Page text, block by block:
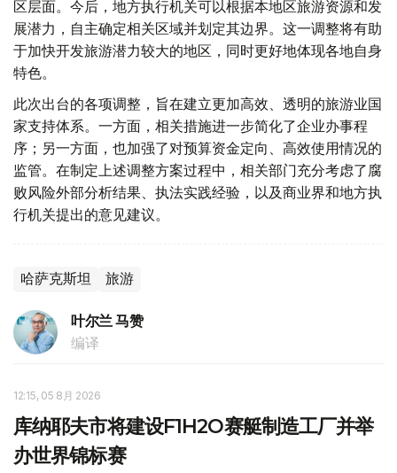
区层面。今后，地方执行机关可以根据本地区旅游资源和发
展潜力，自主确定相关区域并划定其边界。这一调整将有助
于加快开发旅游潜力较大的地区，同时更好地体现各地自身
特色。
此次出台的各项调整，旨在建立更加高效、透明的旅游业国
家支持体系。一方面，相关措施进一步简化了企业办事程
序；另一方面，也加强了对预算资金定向、高效使用情况的
监管。在制定上述调整方案过程中，相关部门充分考虑了腐
败风险外部分析结果、执法实践经验，以及商业界和地方执
行机关提出的意见建议。
哈萨克斯坦 旅游
叶尔兰 马赞
编译
12:15, 05 8月 2026
库纳耶夫市将建设F1H2O赛艇制造工厂并举
办世界锦标赛